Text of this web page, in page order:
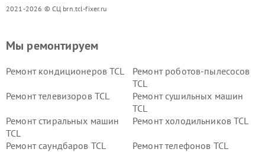
2021-2026 © СЦ brn.tcl-fixer.ru
Мы ремонтируем
Ремонт кондиционеров TCL
Ремонт роботов-пылесосов
TCL
Ремонт телевизоров TCL
Ремонт сушильных машин
TCL
Ремонт стиральных машин
TCL
Ремонт холодильников TCL
Ремонт саундбаров TCL Ремонт телефонов TCL